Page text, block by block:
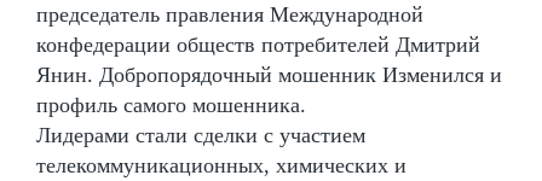
председатель правления Международной
конфедерации обществ потребителей Дмитрий
Янин. Добропорядочный мошенник Изменился и
профиль самого мошенника.
Лидерами стали сделки с участием
телекоммуникационных, химических и